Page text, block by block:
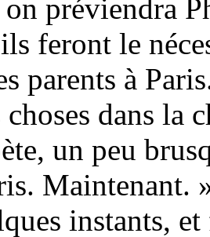
préviendra
feront le
parents à
dans la
un peu
Maintenant.
instants,